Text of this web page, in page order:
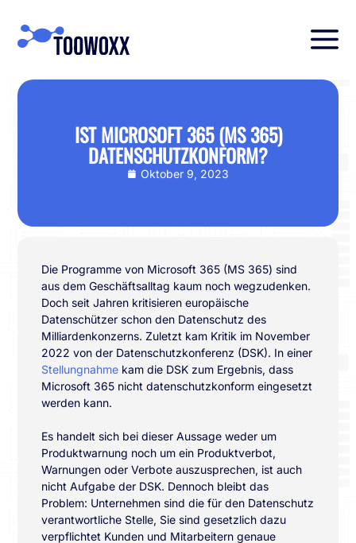
IST MICROSOFT 365 (MS 365)
DATENSCHUTZKONFORM?
Oktober 9, 2023
Die Programme von Microsoft 365 (MS 365) sind
aus dem Geschäftsalltag kaum noch wegzudenken.
Doch seit Jahren kritisieren europäische
Datenschützer schon den Datenschutz des
Milliardenkonzerns. Zuletzt kam Kritik im November
2022 von der Datenschutzkonferenz (DSK). In einer
Stellungnahme kam die DSK zum Ergebnis, dass
Microsoft 365 nicht datenschutzkonform eingesetzt
werden kann.
Es handelt sich bei dieser Aussage weder um
Produktwarnung noch um ein Produktverbot,
Warnungen oder Verbote auszusprechen, ist auch
nicht Aufgabe der DSK. Dennoch bleibt das
Problem: Unternehmen sind die für den Datenschutz
verantwortliche Stelle, Sie sind gesetzlich dazu
verpflichtet Kunden und Mitarbeitern genaue